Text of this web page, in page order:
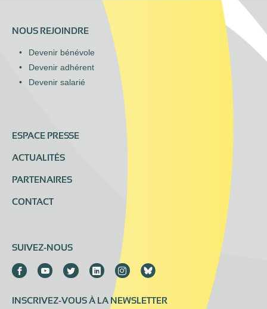
NOUS REJOINDRE
Devenir bénévole
Devenir adhérent
Devenir salarié
ESPACE PRESSE
ACTUALITÉS
PARTENAIRES
CONTACT
SUIVEZ-NOUS
INSCRIVEZ-VOUS À LA NEWSLETTER